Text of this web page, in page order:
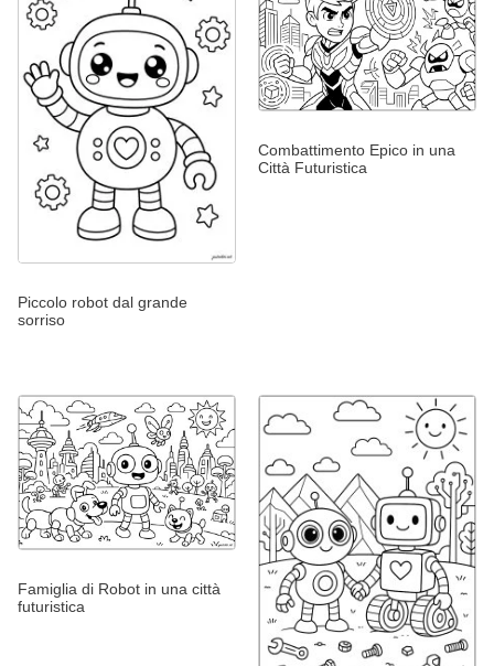
Piccolo robot dal grande
sorriso
Combattimento Epico in una
Città Futuristica
Famiglia di Robot in una città
futuristica